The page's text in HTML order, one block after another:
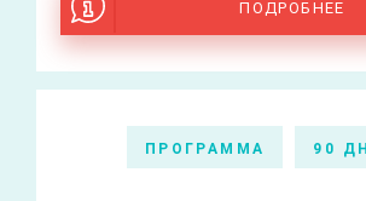
ПОДРОБНЕЕ
ПРОГРАММА 90